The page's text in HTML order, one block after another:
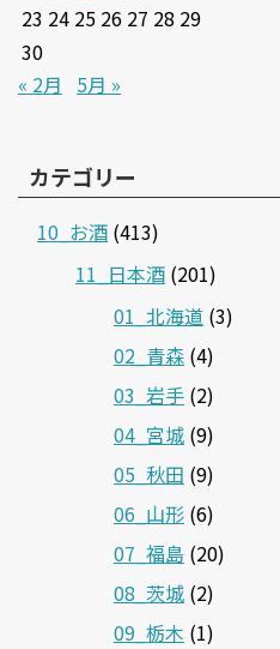
23 24 25 26 27 28 29
30
« 2月
5月 »
カテゴリー
10_お酒 (413)
11_日本酒 (201)
01_北海道 (3)
02_青森 (4)
03_岩手 (2)
04_宮城 (9)
05_秋田 (9)
06_山形 (6)
07_福島 (20)
08_茨城 (2)
09_栃木 (1)